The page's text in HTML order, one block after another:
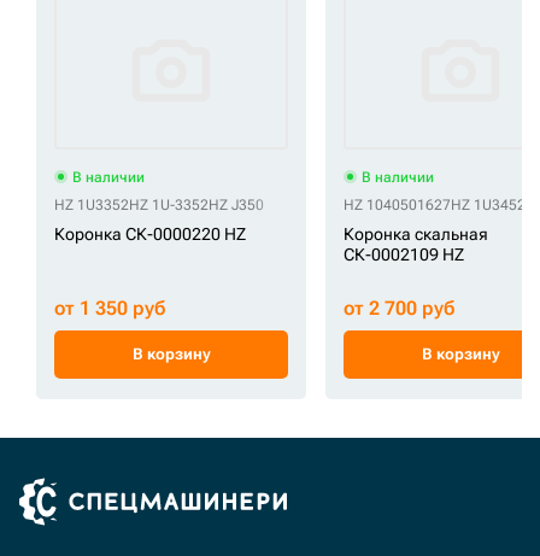
В наличии
HZ 1U3352HZ 1U-3352HZ J350
Коронка СК-0000220 HZ
от 1 350 руб
В корзину
В наличии
HZ 1040501627HZ
Коронка скальная
СК-0002109 HZ
от 2 700 руб
В корзину